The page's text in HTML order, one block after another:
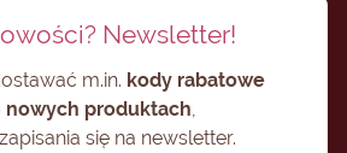
Newsletter!
m.in. kody rabatowe
nowych produktach
się na newsletter.